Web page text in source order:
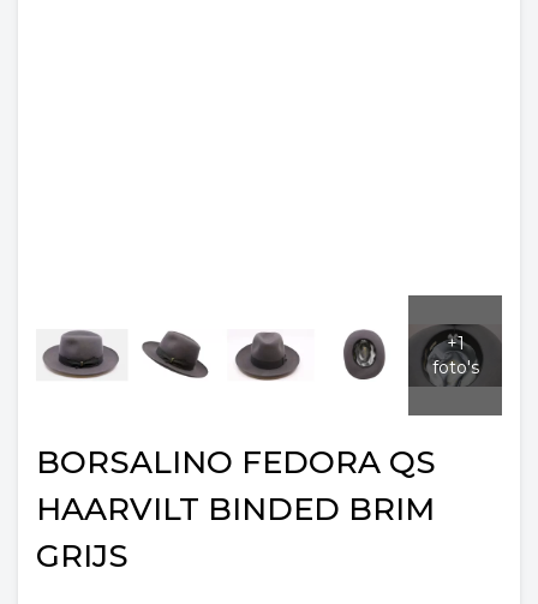
BORSALINO FEDORA QS
HAARVILT BINDED BRIM
GRIJS